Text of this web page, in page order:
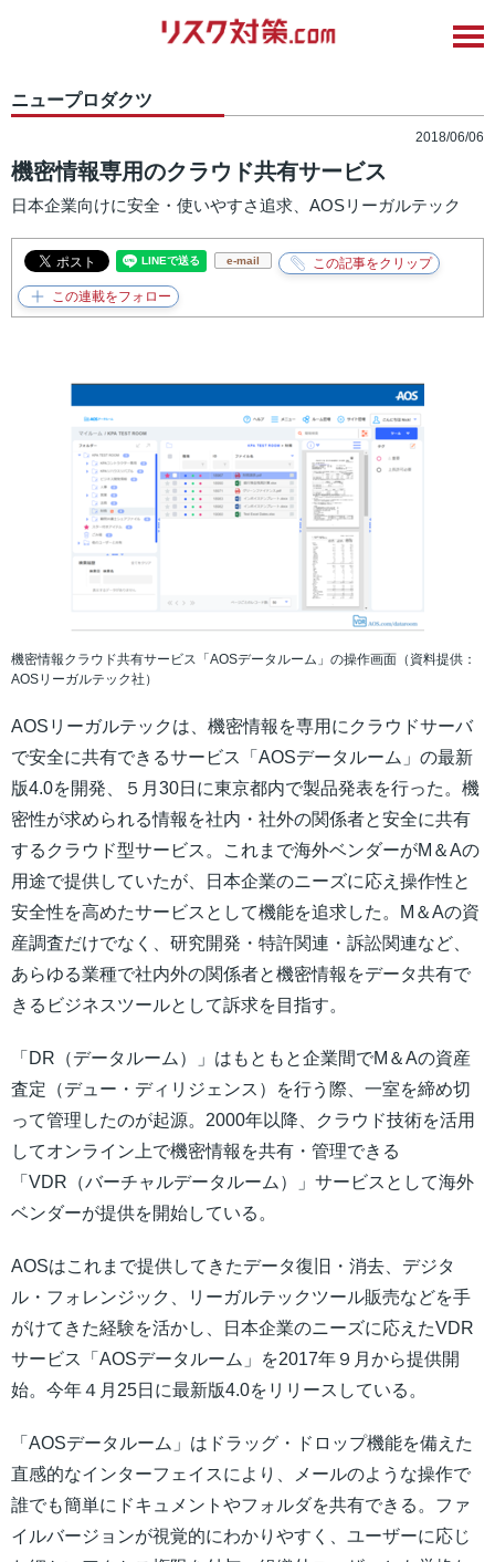
ニュープロダクツ
2018/06/06
機密情報専用のクラウド共有サービス
日本企業向けに安全・使いやすさ追求、AOSリーガルテック
e-mail
機密情報クラウド共有サービス「AOSデータルーム」の操作画面（資料提供：
AOSリーガルテック社）
AOSリーガルテックは、機密情報を専用にクラウドサーバ
で安全に共有できるサービス「AOSデータルーム」の最新
版4.0を開発、５月30日に東京都内で製品発表を行った。機
密性が求められる情報を社内・社外の関係者と安全に共有
するクラウド型サービス。これまで海外ベンダーがM＆Aの
用途で提供していたが、日本企業のニーズに応え操作性と
安全性を高めたサービスとして機能を追求した。M＆Aの資
産調査だけでなく、研究開発・特許関連・訴訟関連など、
あらゆる業種で社内外の関係者と機密情報をデータ共有で
きるビジネスツールとして訴求を目指す。
「DR（データルーム）」はもともと企業間でM＆Aの資産
査定（デュー・ディリジェンス）を行う際、一室を締め切
って管理したのが起源。2000年以降、クラウド技術を活用
してオンライン上で機密情報を共有・管理できる
「VDR（バーチャルデータルーム）」サービスとして海外
ベンダーが提供を開始している。
AOSはこれまで提供してきたデータ復旧・消去、デジタ
ル・フォレンジック、リーガルテックツール販売などを手
がけてきた経験を活かし、日本企業のニーズに応えたVDR
サービス「AOSデータルーム」を2017年９月から提供開
始。今年４月25日に最新版4.0をリリースしている。
「AOSデータルーム」はドラッグ・ドロップ機能を備えた
直感的なインターフェイスにより、メールのような操作で
誰でも簡単にドキュメントやフォルダを共有できる。ファ
イルバージョンが視覚的にわかりやすく、ユーザーに応じ